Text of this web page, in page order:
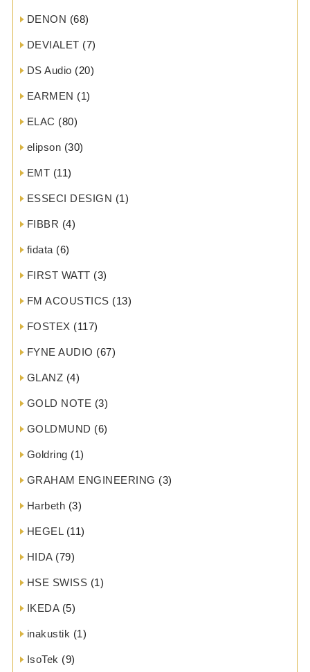
DENON (68)
DEVIALET (7)
DS Audio (20)
EARMEN (1)
ELAC (80)
elipson (30)
EMT (11)
ESSECI DESIGN (1)
FIBBR (4)
fidata(6)
FIRST WATT (3)
FM ACOUSTICS (13)
FOSTEX (117)
FYNE AUDIO (67)
GLANZ (4)
GOLD NOTE (3)
GOLDMUND (6)
Goldring (1)
GRAHAM ENGINEERING (3)
Harbeth (3)
HEGEL(11)
HIDA(79)
HSE SWISS (1)
IKEDA(5)
inakustik (1)
IsoTek (9)